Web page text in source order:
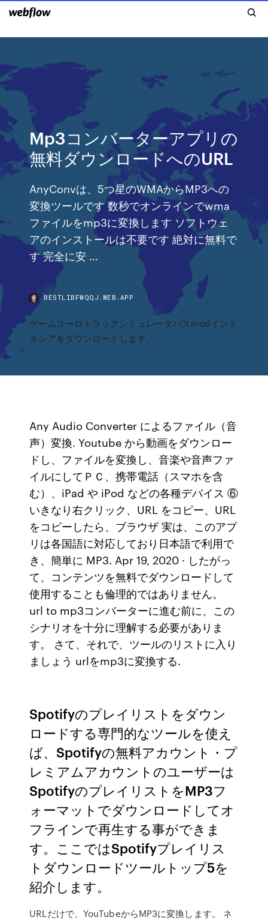
Mp3コンバーターアプリの
無料ダウンロードへのURL
AnyConvは、5つ星のWMAからMP3への
変換ツールです 数秒でオンラインでwma
ファイルをmp3に変換します ソフトウェ
アのインストールは不要です 絶対に無料で
す 完全に安 …
BESTLIBFWQQJ.WEB.APP
ゲームユーロトラックシミュレータバスmodインド
ネシアをダウンロードします。
Any Audio Converter によるファイル（音
声）変換. Youtube から動画をダウンロー
ドし、ファイルを変換し、音楽や音声ファ
イルにしてＰＣ、携帯電話（スマホを含
む）、iPad や iPod などの各種デバイス ⑥
いきなり右クリック、URL をコピー、URL
をコピーしたら、ブラウザ 実は、このアプ
リは各国語に対応しており日本語で利用で
き、簡単に MP3. Apr 19, 2020 · したがっ
て、コンテンツを無料でダウンロードして
使用することも倫理的ではありません。
url to mp3コンバーターに進む前に、この
シナリオを十分に理解する必要がありま
す。 さて、それで、ツールのリストに入り
ましょう urlをmp3に変換する.
Spotifyのプレイリストをダウン
ロードする専門的なツールを使え
ば、Spotifyの無料アカウント・プ
レミアムアカウントのユーザーは
SpotifyのプレイリストをMP3フ
ォーマットでダウンロードしてオ
フラインで再生する事ができま
す。ここではSpotifyプレイリス
トダウンロードツールトップ5を
紹介します。
URLだけで、YouTubeからMP3に変換します。 ネ